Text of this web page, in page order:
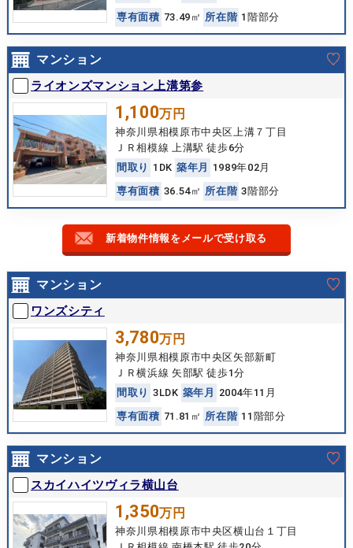
専有面積 73.49㎡ 所在 階 1階部分
マンション
ライオンズマンション上溝第参
1,100万円
神奈川県相模原市中央区上溝７丁目
ＪＲ相模線 上溝駅 徒歩6分
間 取 り 1DK 築年月
1989年02月
専有面積 36.54㎡ 所在 階 3階部分
新着物件情報をメールで受け取る
マンション
ワンズシティ
3,780万円
神奈川県相模原市中央区矢部新町
ＪＲ横浜線 矢部駅 徒歩1分
間 取 り 3LDK 築年 月
2004年11月
専有面積 71.81㎡ 所在 階 11階部分
マンション
スカイハイツヴィラ横山台
1,350万円
神奈川県相模原市中央区横山台１丁目